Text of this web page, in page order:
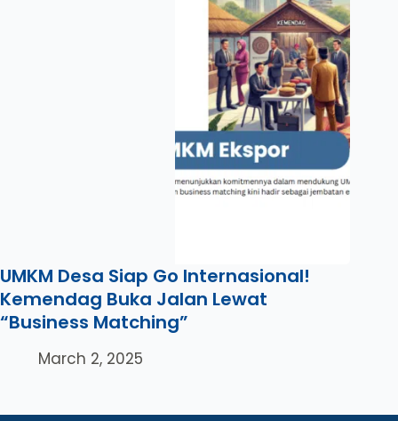
UMKM Desa Siap Go Internasional!
Kemendag Buka Jalan Lewat
“Business Matching”
March 2, 2025